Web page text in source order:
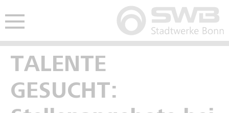
öffnen
Freie Ausbildungsplätze
Kaufmännische Ausbildung
Freie Stellen
Interviews Fachkräfte
Studentisches Praktikum
Werkstudium
Hauptmenü öffnen
TALENTE
GESUCHT: